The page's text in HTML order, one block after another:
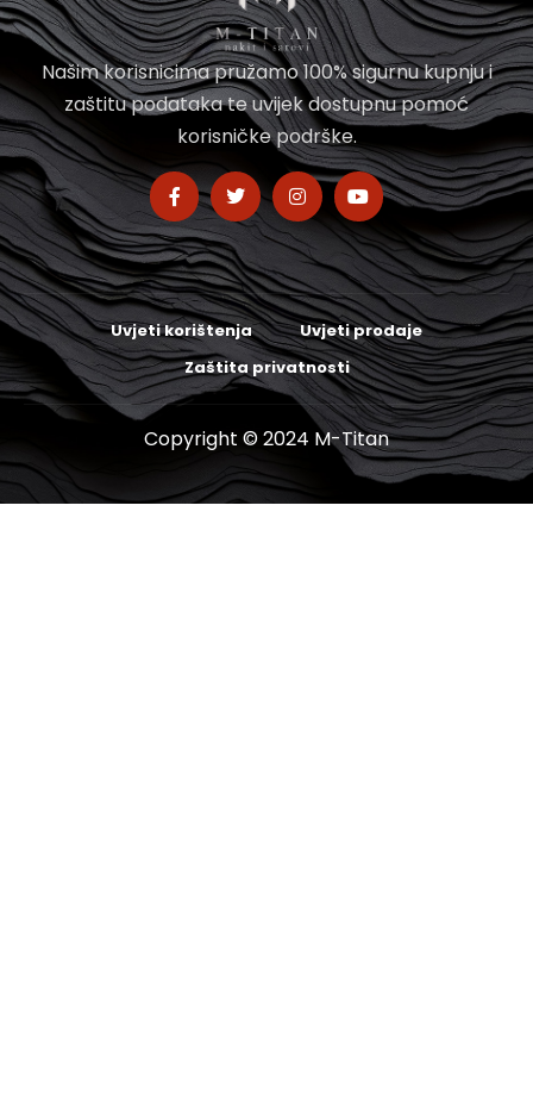
Našim korisnicima pružamo 100% sigurnu kupnju i
zaštitu podataka te uvijek dostupnu pomoć
korisničke podrške.
Uvjeti korištenja
Uvjeti prodaje
Zaštita privatnosti
Copyright © 2024 M-Titan